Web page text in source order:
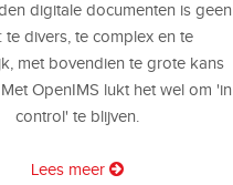
digitale documenten is geen
te divers, te complex en te
met bovendien te grote kans
OpenIMS lukt het wel om 'in
control' te blijven.
Lees meer